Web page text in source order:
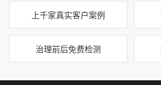
上千家真实客户案例
治理前后免费检测